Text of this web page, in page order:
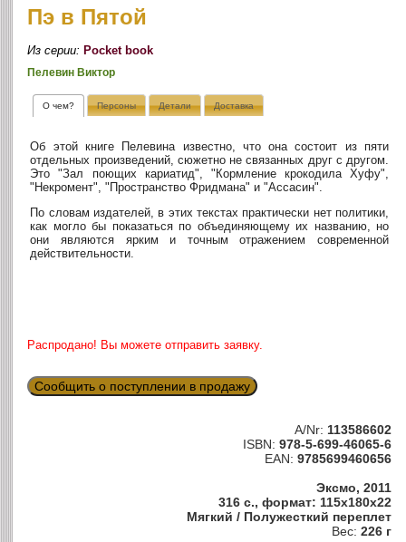
Пэ в Пятой
Из серии:Pocket book
Пелевин Виктор
О чем? Персоны Детали Доставка
Об этой книге Пелевина известно, что она состоит из пяти
отдельных произведений, сюжетно не связанных друг с другом.
Это "Зал поющих кариатид", "Кормление крокодила Хуфу",
"Некромент", "Пространство Фридмана" и "Ассасин".
По словам издателей, в этих текстах практически нет политики,
как могло бы показаться по объединяющему их названию, но
они являются ярким и точным отражением современной
действительности.
Распродано! Вы можете отправить заявку.
Сообщить о поступлении в продажу
A/Nr: 113586602
ISBN: 978-5-699-46065-6
EAN: 9785699460656
Эксмо, 2011
316 с., формат: 115x180x22
Мягкий / Полужесткий переплет
Вес: 226 г